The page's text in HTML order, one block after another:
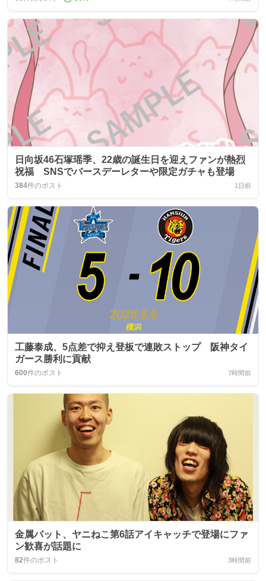
日向坂46石塚瑶季、22歳の誕生日を迎えファンが熱烈
祝福 SNSでバースデーレターや限定ガチャも登場
384件のポスト 1日前
工藤泰成、5点差で抑え登板で連敗ストップ 阪神タイ
ガース勝利に貢献
600件のポスト 7時間前
金属バット、ヤニねこ第6話アイキャッチで登場にファ
ン歓喜が話題に
82件のポスト 3時間前